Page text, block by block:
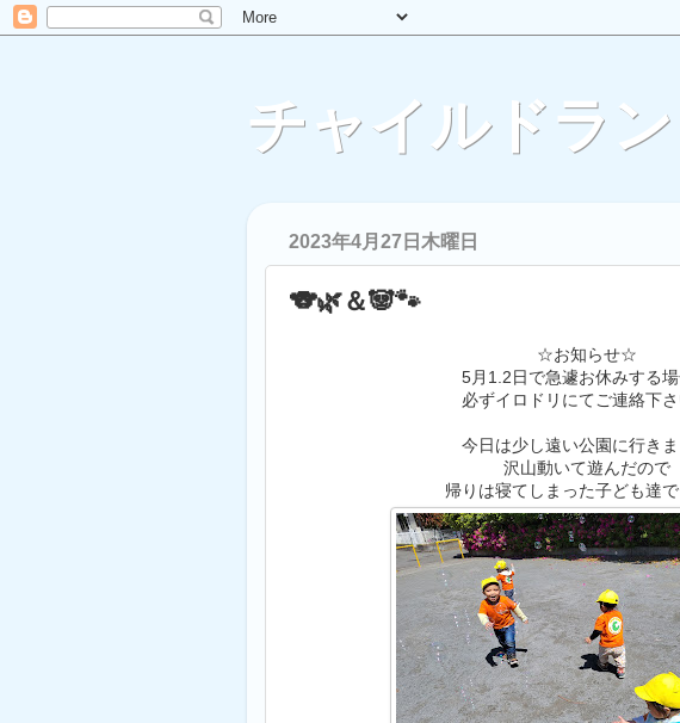
チャイルドラ
2023年4月27日木曜日
🐨🌿＆🐼🐾
☆お知らせ☆
5月1.2日で急遽お休みする
必ずイロドリにてご連絡下さ
今日は少し遠い公園に行き
沢山動いて遊んだので
帰りは寝てしまった子ども達で